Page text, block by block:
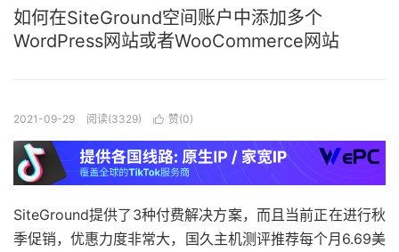
如何在SiteGround空间账户中添加多个
WordPress网站或者WooCommerce网站
2021-09-29 阅读(3329)  赞(0)
SiteGround提供了3种付费解决方案，而且当前正在进行秋
季促销，优惠力度非常大，国久主机测评推荐每个月6.69美